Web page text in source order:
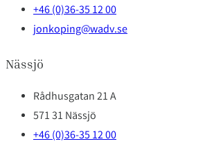
+46 (0)36-35 12 00
jonkoping@wadv.se
Nässjö
Rådhusgatan 21 A
571 31 Nässjö
+46 (0)36-35 12 00